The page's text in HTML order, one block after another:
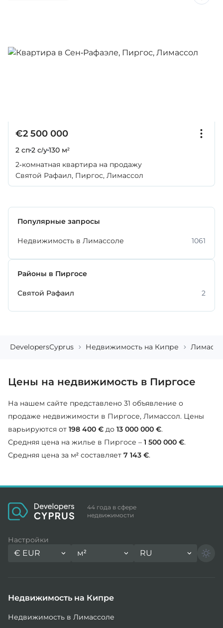
€2 500 000
2 сп2 с/у130 м²
2-комнатная квартира на продажу
Святой Рафаил, Пиргос, Лимассол
Популярные запросы
Недвижимость в Лимассоле 1061
Районы в Пиргосе
Святой Рафаил 2
DevelopersCyprus Недвижимость на Кипре
Цены на недвижимость в Пиргосе
На нашем сайте представлено 31 объявление о
продаже недвижимости в Пиргосе, Лимассол. Цены
варьируются от 198 400 € до 13 000 000 €.
Средняя цена на жилье в Пиргосе – 1 500 000 €.
Средняя цена за м² составляет 7 143 €.
44 года в сфере
недвижимости
Настройки
€ EUR м² RU
Недвижимость на Кипре
Недвижимость в Лимассоле